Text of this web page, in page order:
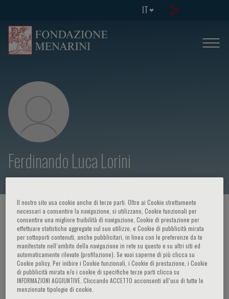
IT
Ferdinando Luca Lorini
HOME PAGE / CORSI ED EVENTI / RELATORE
Ferdinando Luca Lorini
ASST Ospedale Papa Giovanni XXIII Bergamo,
Il nostro sito usa cookie anche di terze parti. Oltre ai Cookie strettamente
necessari a consentire la navigazione, si utilizzano, Cookie funzionali per
consentire una migliore fruibilità di navigazione, Cookie di prestazione per
effettuare statistiche aggregate sul suo utilizzo, e Cookie di pubblicità mirata
per sottoporti contenuti, anche pubblicitari, in linea con le preferenze da te
manifestate nell‘ambito della navigazione in rete su questo e su altri siti ed
automaticamente rilevate (profilazione). Se vuoi saperne di più clicca su
Cookie policy. Per inibire i Cookie funzionali, i Cookie di prestazione, i Cookie
di pubblicità mirata e/o i cookie di specifiche terze parti clicca su
INFORMAZIONI AGGIUNTIVE. Cliccando ACCETTO acconsenti all’uso di tutte le
menzionate tipologie di cookie.